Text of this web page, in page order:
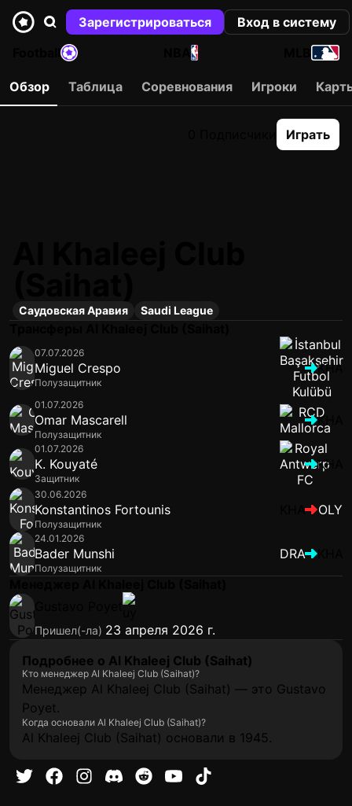
Зарегистрироваться
Вход в систему
NBA
Обзор Таблица Соревнования Игроки
Играть
Саудовская Аравия Saudi League
07.07.2026
Miguel Crespo
Полузащитник
KHA
01.07.2026
Omar Mascarell
Полузащитник
KHA
01.07.2026
K. Kouyaté
Защитник
KHA
30.06.2026
Konstantinos Fortounis
Полузащитник
KHA OLY
24.01.2026
Bader Munshi
Полузащитник
DRA
Пришел(-ла) 23 апреля 2026 г.
Подробнее о Al Khaleej Club (Saihat)
Кто менеджер Al Khaleej Club (Saihat)?
Менеджер Al Khaleej Club (Saihat) — это Gustavo
Poyet.
Когда основали Al Khaleej Club (Saihat)?
Al Khaleej Club (Saihat) основали в 1945.